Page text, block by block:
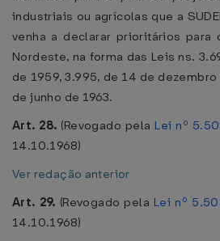
industriais ou agrícolas que a
venha a declarar prioritários para
Nordeste, na forma das Leis ns.
de 1959, 3.995, de 14 de
de junho de 1963.
Art. 28. (Revogado pela Lei nº
14.10.1968)
Ver redação anterior
Art. 29. (Revogado pela Lei nº
14.10.1968)